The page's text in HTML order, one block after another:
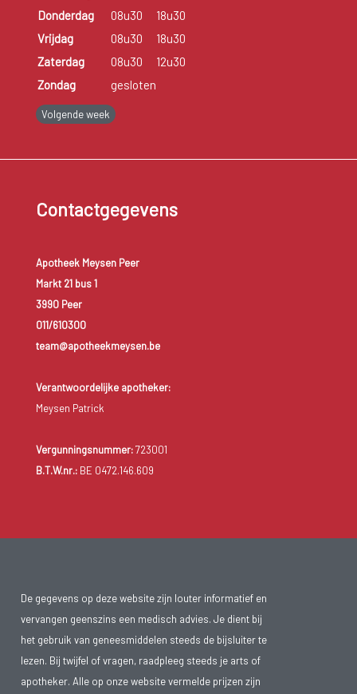
Donderdag
08u30
18u30
Vrijdag
08u30
18u30
Zaterdag
08u30
12u30
Zondag
gesloten
Volgende week
Contactgegevens
Apotheek Meysen Peer
Markt 21 bus 1
3990 Peer
011/610300
team@apotheekmeysen.be
Verantwoordelijke apotheker:
Meysen Patrick
Vergunningsnummer:723001
B.T.W.nr.:BE 0472.146.609
De gegevens op deze website zijn louter informatief en
vervangen geenszins een medisch advies. Je dient bij
het gebruik van geneesmiddelen steeds de bijsluiter te
lezen. Bij twijfel of vragen, raadpleeg steeds je arts of
apotheker. Alle op onze website vermelde prijzen zijn